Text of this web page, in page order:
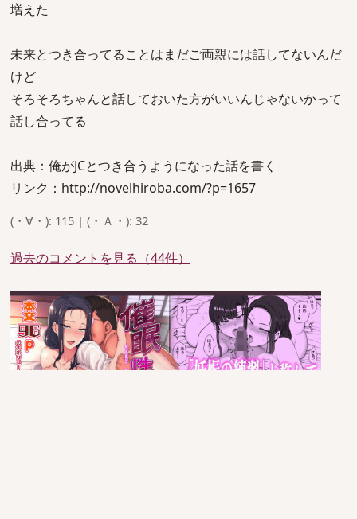
増えた
未来とつき合ってることはまだご両親には話してないんだ
けど
そろそろちゃんと話しておいた方がいいんじゃないかって
話し合ってる
出典：俺がJCとつき合うようになった話を書く
リンク：http://novelhiroba.com/?p=1657
(・∀・): 115 | (・Ａ・): 32
過去のコメントを見る（44件）